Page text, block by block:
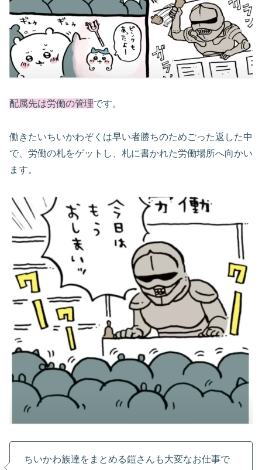
配属先は労働の管理です。
働きたいちいかわぞくは早い者勝ちのためごった返した中
で、労働の札をゲットし、札に書かれた労働場所へ向かい
ます。
ちいかわ族達をまとめる鎧さんも大変なお仕事で